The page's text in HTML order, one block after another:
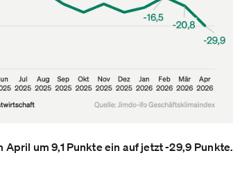
um 9,1 Punkte ein auf jetzt -29,9 Punkte.